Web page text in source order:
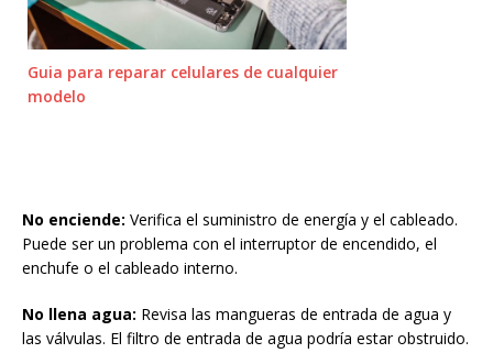
Guia para reparar celulares de cualquier
modelo
No enciende: Verifica el suministro de energía y el cableado.
Puede ser un problema con el interruptor de encendido, el
enchufe o el cableado interno.
No llena agua: Revisa las mangueras de entrada de agua y
las válvulas. El filtro de entrada de agua podría estar obstruido.